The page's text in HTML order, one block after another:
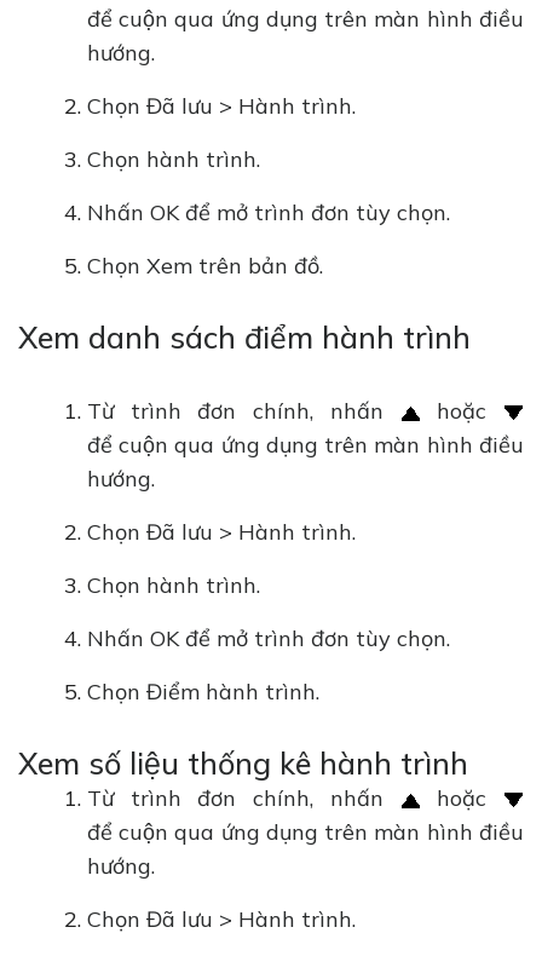
để cuộn qua ứng dụng trên màn hình điều
hướng.
Chọn Đã lưu > Hành trình.
Chọn hành trình.
Nhấn OK để mở trình đơn tùy chọn.
Chọn Xem trên bản đồ.
Xem danh sách điểm hành trình
Từ trình đơn chính, nhấn
hoặc
để cuộn qua ứng dụng trên màn hình điều
hướng.
Chọn Đã lưu > Hành trình.
Chọn hành trình.
Nhấn OK để mở trình đơn tùy chọn.
Chọn Điểm hành trình.
Xem số liệu thống kê hành trình
Từ trình đơn chính, nhấn
hoặc
để cuộn qua ứng dụng trên màn hình điều
hướng.
Chọn Đã lưu > Hành trình.